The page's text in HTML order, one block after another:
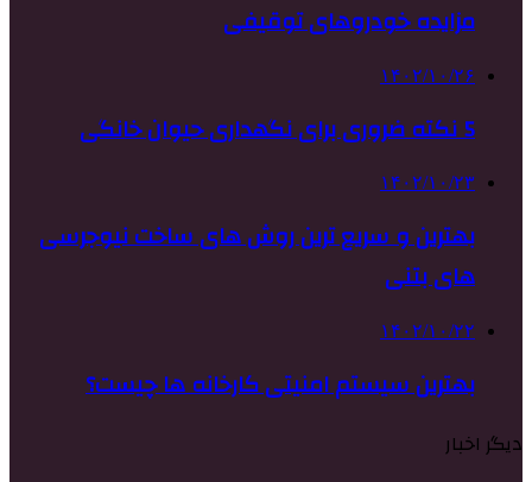
مزایده خودروهای توقیفی
۱۴۰۲/۱۰/۲۶
5 نکته ضروری برای نگهداری حیوان خانگی
۱۴۰۲/۱۰/۲۳
بهترین و سریع ترین روش های ساخت نیوجرسی
های بتنی
۱۴۰۲/۱۰/۲۲
بهترین سیستم امنیتی کارخانه ها چیست؟
دیگر اخبار